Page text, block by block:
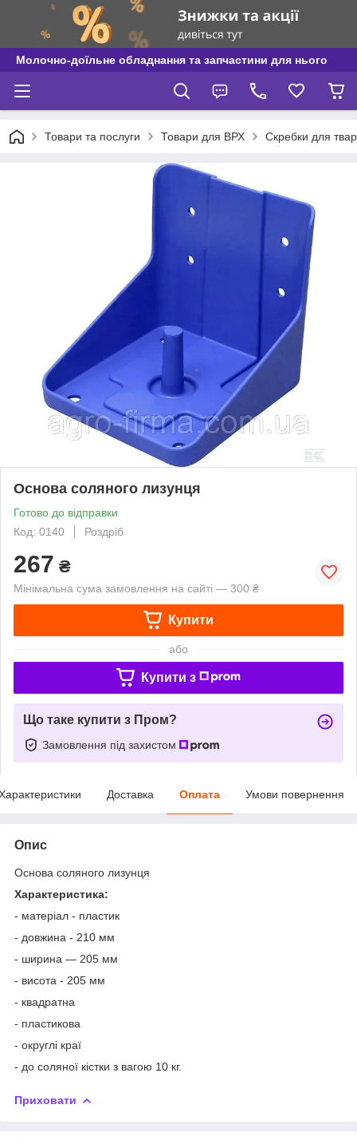
Молочно-доїльне обладнання та запчастини для нього
Товари та послуги Товари для ВРХ Скребки для
Основа соляного лизунця
Готово до відправки
Код: 0140
Роздріб
267 ₴
Мінімальна сума замовлення на сайті — 300 ₴
Купити
або
Купити з
Що таке купити з Пром?
Замовлення під захистом
Доставка Оплата Умови повернення
Опис
Основа соляного лизунця
Характеристика:
- матеріал - пластик
- довжина - 210 мм
- ширина — 205 мм
- висота - 205 мм
- квадратна
- пластикова
- округлі краї
- до соляної кістки з вагою 10 кг.
Приховати